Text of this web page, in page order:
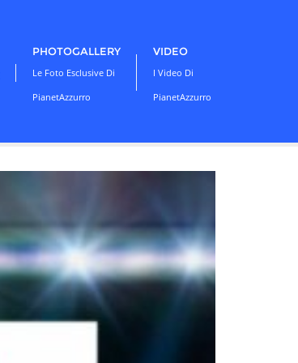
PHOTOGALLERY
Le Foto Esclusive Di
PianetAzzurro
VIDEO
I Video Di
PianetAzzurro